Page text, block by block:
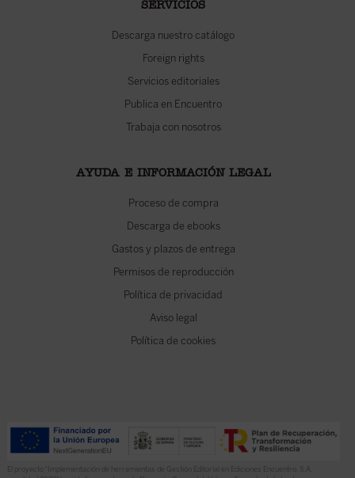
SERVICIOS
Descarga nuestro catálogo
Foreign rights
Servicios editoriales
Publica en Encuentro
Trabaja con nosotros
AYUDA E INFORMACIÓN LEGAL
Proceso de compra
Descarga de ebooks
Gastos y plazos de entrega
Permisos de reproducción
Política de privacidad
Aviso legal
Política de cookies
El proyecto “Implementación de herramientas de Gestión Editorial en Ediciones Encuentro, S.A.